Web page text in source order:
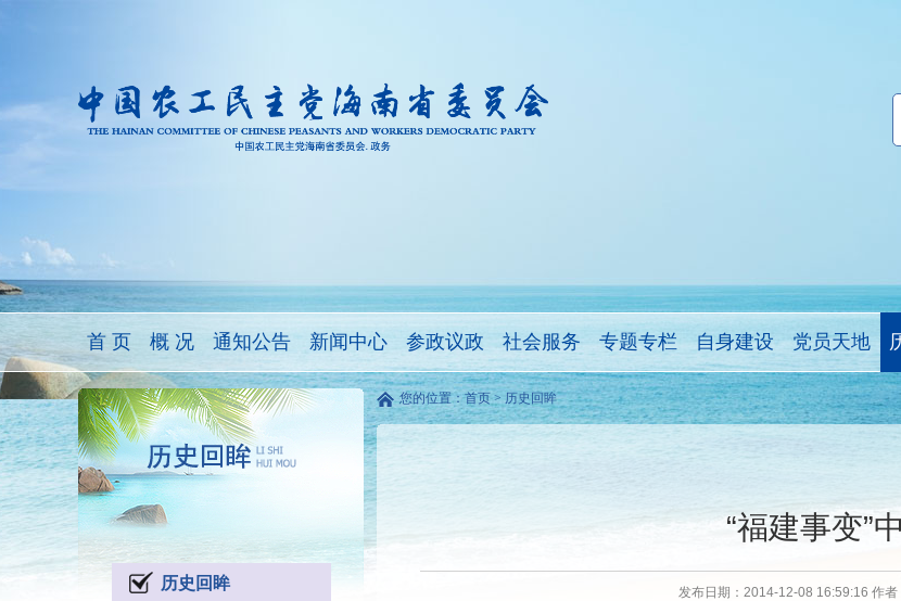
首 页 概 况 通知公告 新闻中心 参政议政 社会服务 专题专栏 自身建设 党员天地
历史回眸
您的位置：首页>历史回眸
“福建事变”
发布日期：2014-12-08 16:59:16 作者